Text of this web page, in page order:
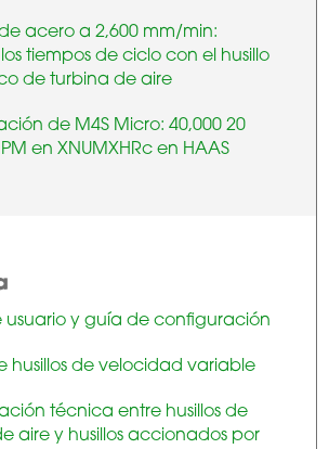
acero a 2,600 mm/min:
tiempos de ciclo con el husillo
de turbina de aire
de M4S Micro: 40,000 20
en XNUMXHRc en HAAS
usuario y guía de configuración
husillos de velocidad variable
técnica entre husillos de
aire y husillos accionados por